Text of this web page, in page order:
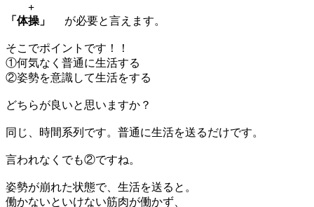
+
「体操」
が必要と言えます。
そこでポイントです！！
①何気なく普通に生活する
②姿勢を意識して生活をする
どちらが良いと思いますか？
同じ、時間系列です。普通に生活を送るだけです。
言われなくでも②ですね。
姿勢が崩れた状態で、生活を送ると。
働かないといけない筋肉が働かず、